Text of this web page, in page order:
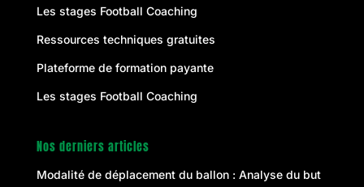
Les stages Football Coaching
Ressources techniques gratuites
Plateforme de formation payante
Les stages Football Coaching
Nos derniers articles
Modalité de déplacement du ballon : Analyse du but